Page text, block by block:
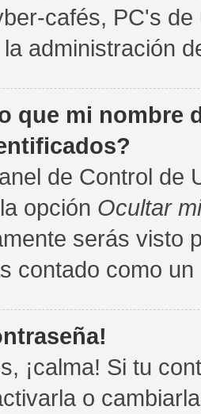
cafés, PC's
administración
que mi nombre
de Control de
opción Ocultar
serás visto
contado como
¡calma! Si tu
o